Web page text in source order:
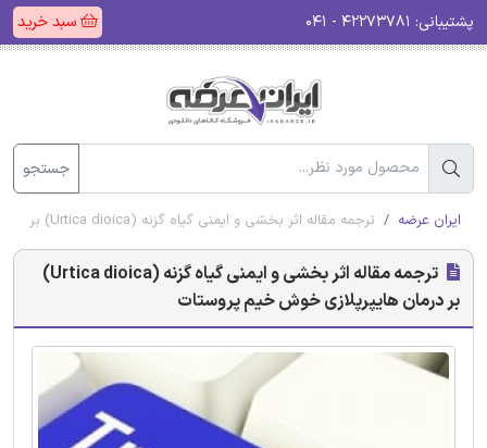
پشتیبانی: سبد خرید
جستجو
ایران عرضه ترجمه مقاله اثر بخشی و ایمنی گیاه گزنه (Urtica dioica) بر درمان هایپرپلازی خوش خیم پروستات
ترجمه مقاله اثر بخشی و ایمنی گیاه گزنه (Urtica dioica)
بر درمان هایپرپلازی خوش خیم پروستات